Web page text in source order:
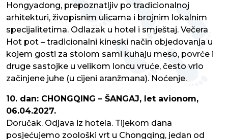
Hongyadong, prepoznatljiv po tradicionalnoj
arhitekturi, živopisnim ulicama i brojnim lokalnim
specijalitetima. Odlazak u hotel i smještaj. Večera
Hot pot – tradicionalni kineski način objedovanja u
kojem gosti za stolom sami kuhaju meso, povrće i
druge sastojke u velikom loncu vruće, često vrlo
začinjene juhe (u cijeni aranžmana). Noćenje.
10. dan: CHONGQING – ŠANGAJ, let avionom,
06.04.2027.
Doručak. Odjava iz hotela. Tijekom dana
posjećujemo zoološki vrt u Chongqing, jedan od